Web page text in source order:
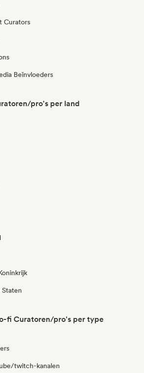
Curators
Beïnvloeders
pro's per land
Staten
fi Curatoren/pro's per type
twitch-kanalen